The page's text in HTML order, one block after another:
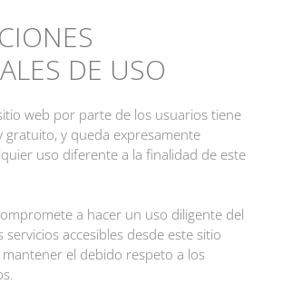
DE USO
web por parte de los usuarios tiene
gratuito, y queda expresamente
uso diferente a la finalidad de este
a hacer un uso diligente del
servicios accesibles desde este sitio
el debido respeto a los